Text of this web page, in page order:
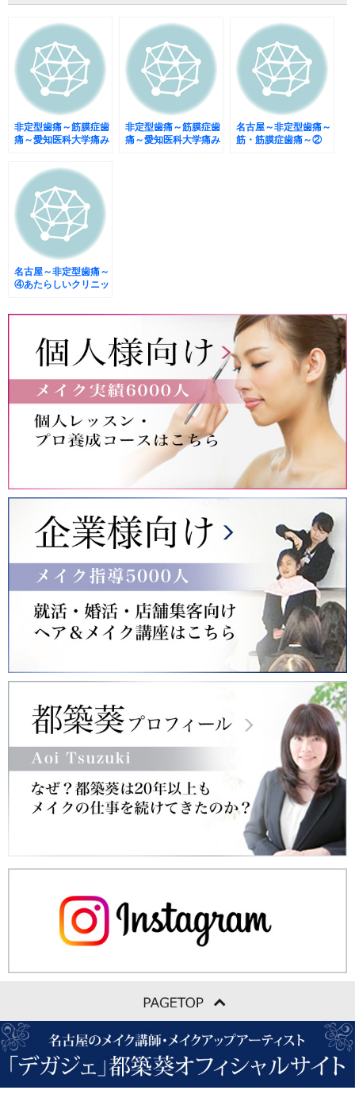
非定型歯痛～筋膜症歯
痛～愛知医科大学痛み
非定型歯痛～筋膜症歯
痛～愛知医科大学痛み
名古屋～非定型歯痛～
筋・筋膜症歯痛～②
名古屋～非定型歯痛～
④あたらしいクリニッ